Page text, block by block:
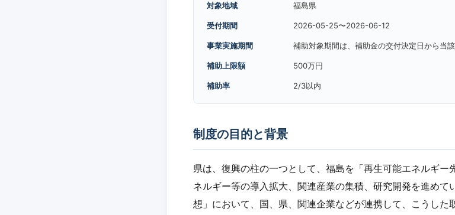
対象地域 福島県
受付期間 2026-05-25〜2026-06-12
事業実施期間 補助対象期間は、補助金の交付決定日から当
補助上限額 500万円
補助率 2/3以内
制度の目的と背景
県は、復興の柱の一つとして、福島を「再生可能エネルギー
ネルギー等の導入拡大、関連産業の集積、研究開発を進めて
想」において、国、県、関連企業などが連携して、こうした